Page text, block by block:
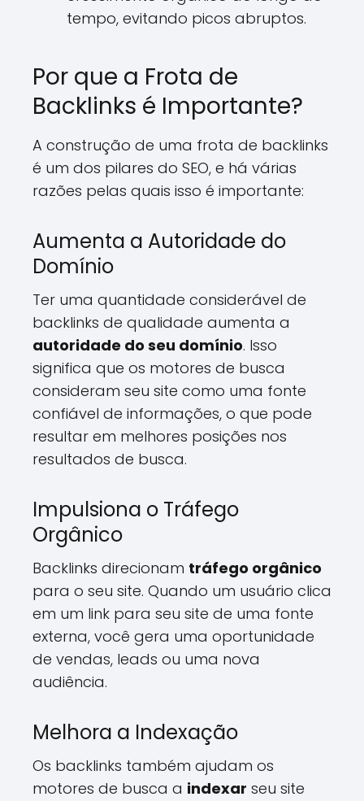
tempo, evitando picos abruptos.
Por que a Frota de
Backlinks é Importante?
A construção de uma frota de backlinks
é um dos pilares do SEO, e há várias
razões pelas quais isso é importante:
Aumenta a Autoridade do
Domínio
Ter uma quantidade considerável de
backlinks de qualidade aumenta a
autoridade do seu domínio. Isso
significa que os motores de busca
consideram seu site como uma fonte
confiável de informações, o que pode
resultar em melhores posições nos
resultados de busca.
Impulsiona o Tráfego
Orgânico
Backlinks direcionam tráfego orgânico
para o seu site. Quando um usuário clica
em um link para seu site de uma fonte
externa, você gera uma oportunidade
de vendas, leads ou uma nova
audiência.
Melhora a Indexação
Os backlinks também ajudam os
motores de busca a indexar seu site